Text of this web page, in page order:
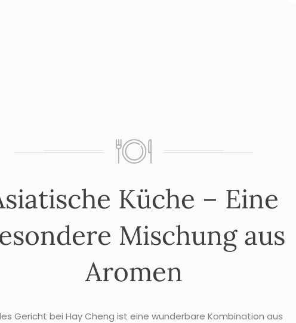
Küche – Eine
Mischung aus
Aromen
Gericht bei Hay Cheng ist eine wunderbare Kombination aus